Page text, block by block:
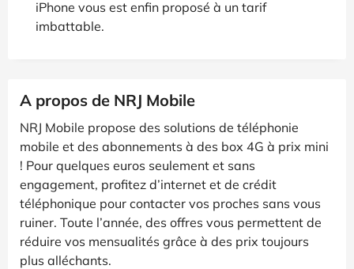
iPhone vous est enfin proposé à un tarif
imbattable.
A propos de NRJ Mobile
NRJ Mobile propose des solutions de téléphonie
mobile et des abonnements à des box 4G à prix mini
! Pour quelques euros seulement et sans
engagement, profitez d’internet et de crédit
téléphonique pour contacter vos proches sans vous
ruiner. Toute l’année, des offres vous permettent de
réduire vos mensualités grâce à des prix toujours
plus alléchants.